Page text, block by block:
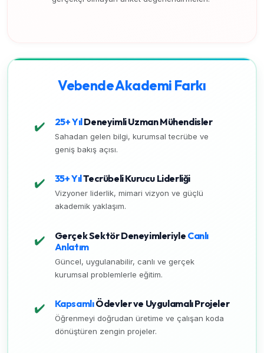
Vebende Akademi Farkı
✔️ 25+ YılDeneyimli Uzman Mühendisler
Sahadan gelen bilgi, kurumsal tecrübe ve
geniş bakış açısı.
✔️ 35+ YılTecrübeli Kurucu Liderliği
Vizyoner liderlik, mimari vizyon ve güçlü
akademik yaklaşım.
✔️ Gerçek Sektör Deneyimleriyle Canlı
Anlatım
Güncel, uygulanabilir, canlı ve gerçek
kurumsal problemlerle eğitim.
✔️ KapsamlıÖdevler ve Uygulamalı Projeler
Öğrenmeyi doğrudan üretime ve çalışan koda
dönüştüren zengin projeler.